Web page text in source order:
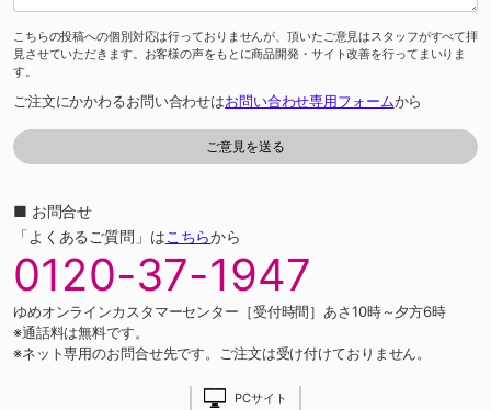
こちらの投稿への個別対応は行っておりませんが、頂いたご意見はスタッフがすべて拝
見させていただきます。お客様の声をもとに商品開発・サイト改善を行ってまいりま
す。
ご注文にかかわるお問い合わせはお問い合わせ専用フォームから
■ お問合せ
「よくあるご質問」はこちらから
0120-37-1947
ゆめオンラインカスタマーセンター［受付時間］あさ10時～夕方6時
※通話料は無料です。
※ネット専用のお問合せ先です。ご注文は受け付けておりません。
PCサイト